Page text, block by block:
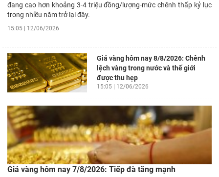
đang cao hơn khoảng 3-4 triệu đồng/lượng-mức chênh thấp kỷ lục
trong nhiều năm trở lại đây.
15:05 | 12/06/2026
Giá vàng hôm nay 8/8/2026: Chênh
lệch vàng trong nước và thế giới
được thu hẹp
15:05 | 12/06/2026
Giá vàng hôm nay 7/8/2026: Tiếp đà tăng mạnh